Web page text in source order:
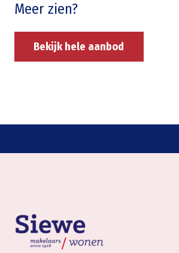
Meer zien?
Bekijk hele aanbod